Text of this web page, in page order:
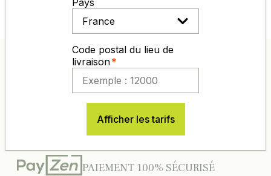
ENTREPRISE 100% FRANÇAISE
D’EXPÉRIENCE DANS L’AGRO-
DES PRIX COMPÉTITIFS TOUTE L'ANNÉE
PAIEMENT 100% SÉCURISÉ
Code postal du lieu de
livraison
Afficher les tarifs